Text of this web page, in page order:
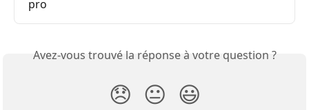
pro
Avez-vous trouvé la réponse à votre question ?
😞 😐 😃